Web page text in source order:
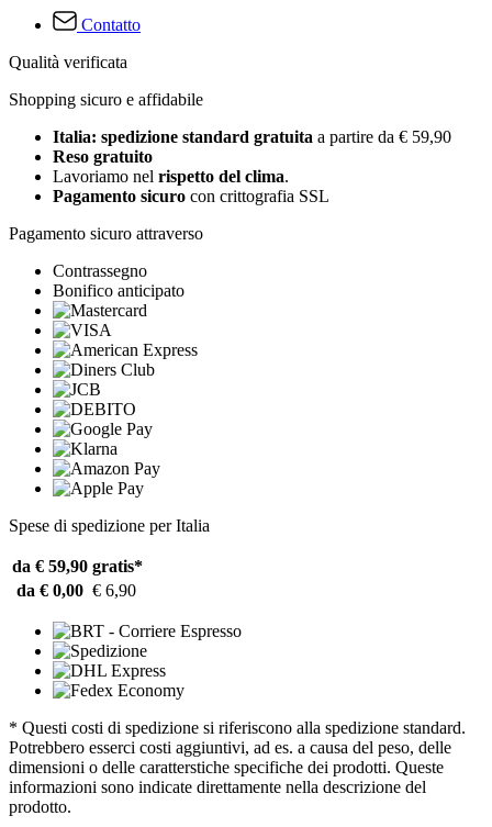
Contatto
Qualità verificata
Shopping sicuro e affidabile
Italia: spedizione standard gratuita a partire da € 59,90
Reso gratuito
Lavoriamo nel rispetto del clima.
Pagamento sicuro con crittografia SSL
Pagamento sicuro attraverso
Contrassegno
Bonifico anticipato
Spese di spedizione per Italia
da € 59,90 gratis*
da € 0,00 € 6,90
* Questi costi di spedizione si riferiscono alla spedizione standard.
Potrebbero esserci costi aggiuntivi, ad es. a causa del peso, delle
dimensioni o delle caratterstiche specifiche dei prodotti. Queste
informazioni sono indicate direttamente nella descrizione del
prodotto.